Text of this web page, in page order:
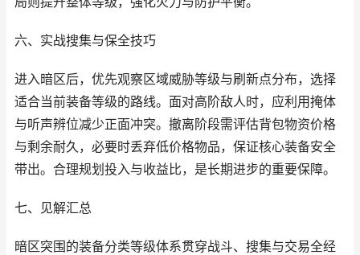
六、实战搜集与保全技巧
进入暗区后，优先观察区域威胁等级与刷新点分布，选择
适合当前装备等级的路线。面对高阶敌人时，应利用掩体
与听声辨位减少正面冲突。撤离阶段需评估背包物资价格
与剩余耐久，必要时丢弃低价格物品，保证核心装备安全
带出。合理规划投入与收益比，是长期进步的重要保障。
七、见解汇总
暗区突围的装备分类等级体系贯穿战斗、搜集与交易全经